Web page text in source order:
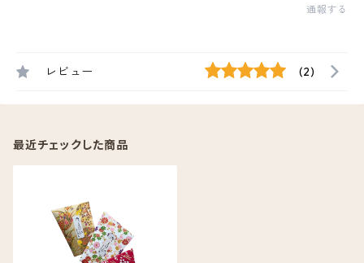
通報する
レビュー (2)
最近チェックした商品